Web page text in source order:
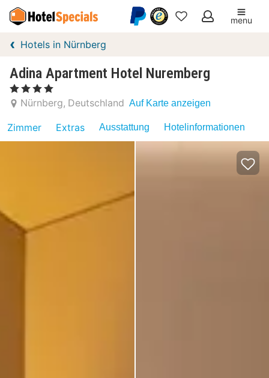
Meine
menu
Hotels in Nürnberg
Adina Apartment Hotel Nuremberg
, 4 Sterne
Nürnberg Deutschland Auf Karte anzeigen
Zimmer Extras Ausstattung Hotelinformationen